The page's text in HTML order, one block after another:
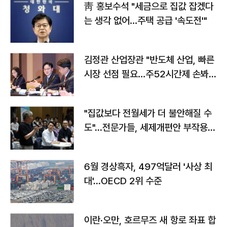
靑 홍보수석 "세금으로 집값 잡겠다
는 생각 없어…주택 공급 '속도전'"
김정관 산업장관 "반도체 산업, 빠른
시장 선점 필요…주52시간제 손봐
"집값보다 전월세가 더 불안해질 수
도"…전문가들, 세제개편안 부작용
6월 경상흑자, 497억달러 '사상 최
대'…OECD 2위 수준
이란·오만, 호르무즈 새 항로 좌표 합